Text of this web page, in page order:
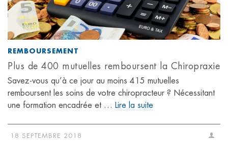
REMBOURSEMENT
Plus de 400 mutuelles remboursent la Chiropraxie
Savez-vous qu’à ce jour au moins 415 mutuelles
remboursent les soins de votre chiropracteur ? Nécessitant
une formation encadrée et … Lire la suite
18 SEPTEMBRE 2018